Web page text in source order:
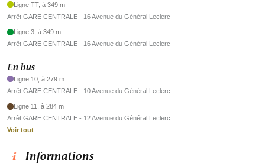
Ligne TT, à 349 m
Arrêt GARE CENTRALE - 16 Avenue du Général Leclerc
Ligne 3, à 349 m
Arrêt GARE CENTRALE - 16 Avenue du Général Leclerc
En bus
Ligne 10, à 279 m
Arrêt GARE CENTRALE - 10 Avenue du Général Leclerc
Ligne 11, à 284 m
Arrêt GARE CENTRALE - 12 Avenue du Général Leclerc
Voir tout
Informations